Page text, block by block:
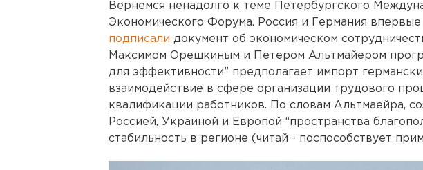
Вернемся ненадолго к теме Петербургского
Экономического Форума. Россия и Германия впервые
подписали документ об экономическом
Максимом Орешкиным и Петером Альтмайером
для эффективности” предполагает импорт
взаимодействие в сфере организации трудового
квалификации работников. По словам Альтмаейра,
Россией, Украиной и Европой “пространства
стабильность в регионе (читай - поспособствует